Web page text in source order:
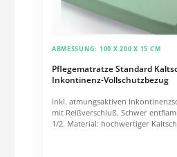
Pflegematratze Standard
Inkontinenz-Vollschutzbezug
ABMESSUNG: 100 X 200 X 15 CM
Inkl. atmungsaktiven
mit Reißverschluß. Schwer entflammbar nach DIN EN 597 -
1/2. Material: hochwertiger Kaltschaum mit hoher Elastizität.